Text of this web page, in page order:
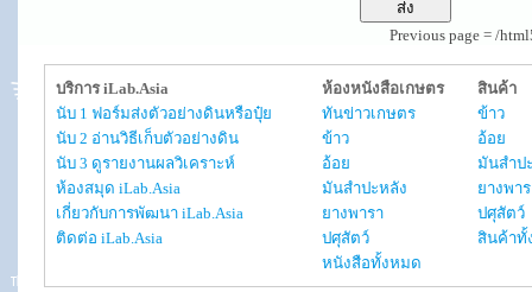
Previous page = /
บริการ iLab.Asia
นับ 1 ฟอร์มส่งตัวอย่างดินหรือปุ๋ย
นับ 2 อ่านวิธีเก็บตัวอย่างดิน
นับ 3 ดูรายงานผลวิเคราะห์
ห้องสมุด iLab.Asia
เกี่ยวกับการพัฒนา iLab.Asia
ติดต่อ iLab.Asia
ห้องหนังสือเกษตร
ทันข่าวเกษตร
ข้าว
อ้อย
มันสำปะหลัง
ยางพารา
ปศุสัตว์
หนังสือทั้งหมด
สินค้า
ข้าว
อ้อย
มันสำป
ยางพา
ปศุสัตว์
สินค้าทั้